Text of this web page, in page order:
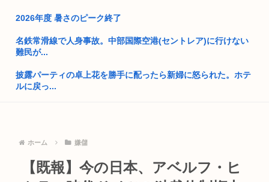
一教会に...
Z世代、「これ」が何なのかわからないwww
三大ギャルに求める要素「処女」「ピンク色乳首」「彼氏」
埼玉俺「え？大阪って西だよな？田舎だろ？西じゃねえの
東京のカーシェア汚い
2026年度 暑さのピーク終了
名鉄常滑線で人身事故。中部国際空港(セントレア)に行けない
難民が...
披露パーティの卓上花を勝手に配ったら新婦に怒られた。ホテ
ルに戻っ...
Xの収益化の仕様変更によりインプ稼ぎが死亡へwww
女子高生コスプレイヤー、夏の電車が臭くて苦言 「洋服は一回
ホーム 嫌儲
【既報】今の日本、アベルフ・ヒ